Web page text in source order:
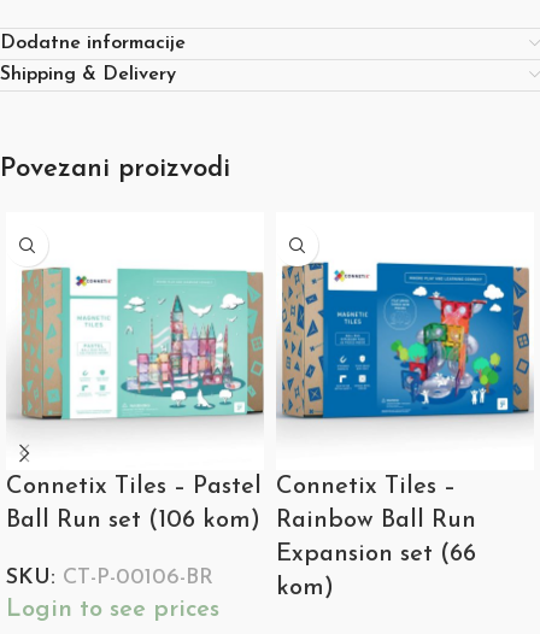
Dodatne informacije
Shipping & Delivery
Povezani proizvodi
Connetix Tiles – Pastel
Ball Run set (106 kom)
SKU: CT-P-00106-BR
Login to see prices
Connetix Tiles –
Rainbow Ball Run
Expansion set (66
kom)